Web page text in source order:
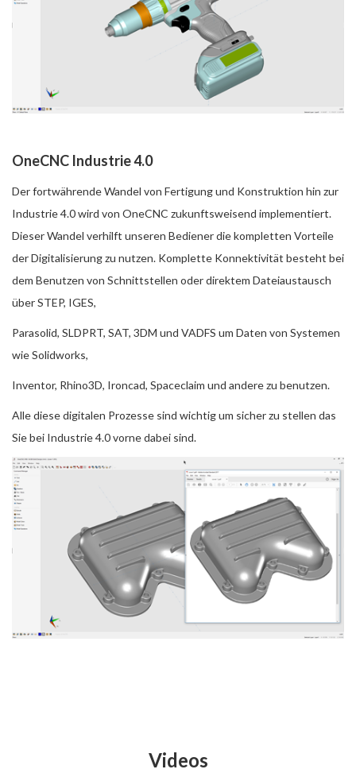
OneCNC Industrie 4.0
Der fortwährende Wandel von Fertigung und Konstruktion hin zur
Industrie 4.0 wird von OneCNC zukunftsweisend implementiert.
Dieser Wandel verhilft unseren Bediener die kompletten Vorteile
der Digitalisierung zu nutzen. Komplette Konnektivität besteht bei
dem Benutzen von Schnittstellen oder direktem Dateiaustausch
über STEP, IGES,
Parasolid, SLDPRT, SAT, 3DM und VADFS um Daten von Systemen
wie Solidworks,
Inventor, Rhino3D, Ironcad, Spaceclaim und andere zu benutzen.
Alle diese digitalen Prozesse sind wichtig um sicher zu stellen das
Sie bei Industrie 4.0 vorne dabei sind.
Videos